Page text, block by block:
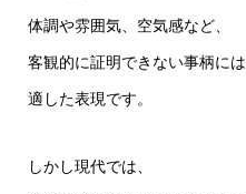
体調や雰囲気、空気感など、
客観的に証明できない事柄には
適した表現です。
しかし現代では、